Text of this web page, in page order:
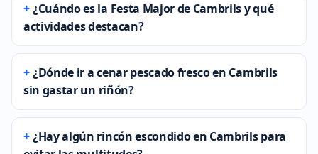
¿Cuándo es la Festa Major de Cambrils y qué
actividades destacan?
¿Dónde ir a cenar pescado fresco en Cambrils
sin gastar un riñón?
¿Hay algún rincón escondido en Cambrils para